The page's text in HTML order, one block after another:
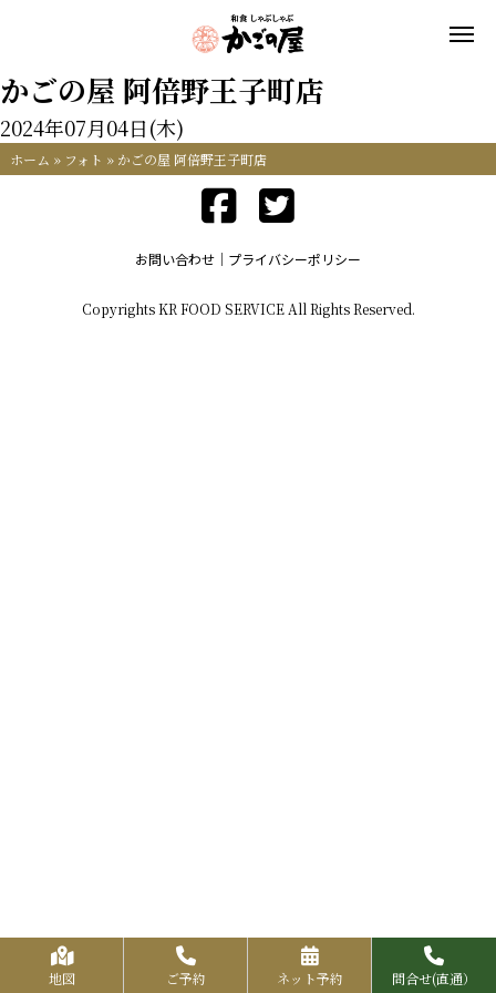
かごの屋 阿倍野王子町店
2024年07月04日(木)
ホーム » フォト » かごの屋 阿倍野王子町店
お問い合わせ プライバシーポリシー
Copyrights KR FOOD SERVICE All Rights Reserved.
地図 ご予約 ネット予約 問合せ(直通）